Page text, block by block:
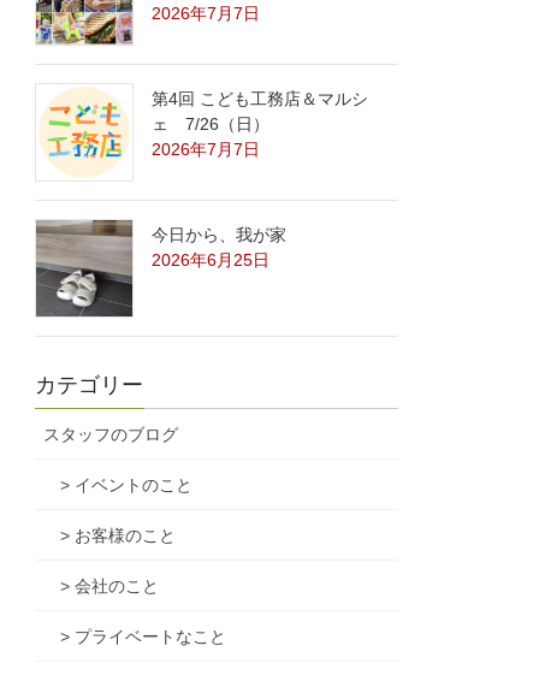
2026年7月7日
第4回 こども工務店＆マルシ
ェ 7/26（日）
2026年7月7日
今日から、我が家
2026年6月25日
カテゴリー
スタッフのブログ
> イベントのこと
> お客様のこと
> 会社のこと
> プライベートなこと